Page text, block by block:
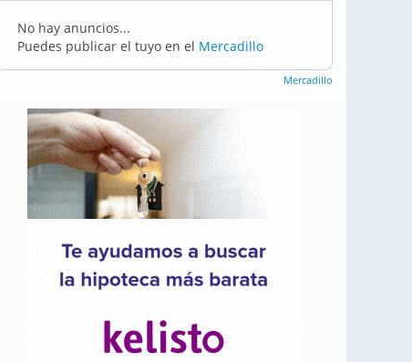
No hay anuncios...
Puedes publicar el tuyo en el Mercadillo
Mercadillo